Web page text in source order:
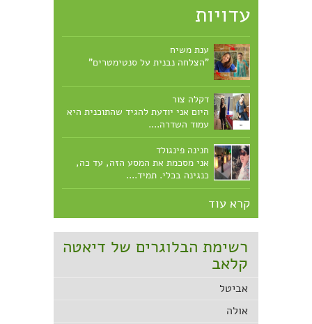
עדויות
ענת משיח
"הצלחה נבנית על סנטימטרים"
דקלה צור
היום אני יודעת להגיד שהתוכנית היא
עמוד השדרה....
חנינה פינגולד
אני מסכמת את המסע הזה, עד כה,
כנגינה בכלי. תמיד....
קרא עוד
רשימת הבלוגרים של דיאטה
קלאב
אביטל
אולה